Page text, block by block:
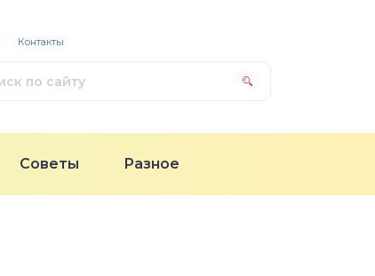
Советы Разное
Контакты